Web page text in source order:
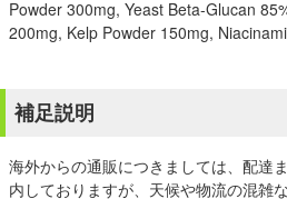
Powder 300mg, Yeast Beta-Glucan
200mg, Kelp Powder 150mg,
補足説明
海外からの通販につきましては、配達
内しておりますが、天候や物流の混雑